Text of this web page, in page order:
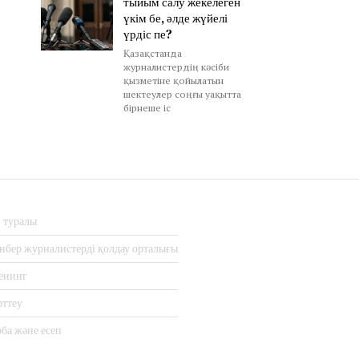
үкім бе, әлде жүйелі
үрдіс пе?
Қазақстанда
журналистердің кәсіби
қызметіне қойылатын
шектеулер соңғы уақытта
бірнеше іс
туралы
журналистерді қолдау орталығы
және есеп